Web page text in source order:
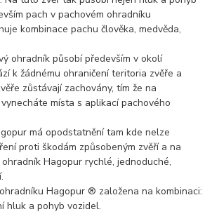
pach v pachovém ohradníku
kombinace pachu člověka, medvěda,
ohradník působí především v okolí
k žádnému ohraničení teritoria zvěře a
zůstávají zachovány, tím že na
místa s aplikací pachového
má opodstatnění tam kde nelze
proti škodám způsobeným zvěří a na
Hagopur rychlé, jednoduché,
Hagopur ® založena na kombinaci:
hluk a pohyb vozidel.